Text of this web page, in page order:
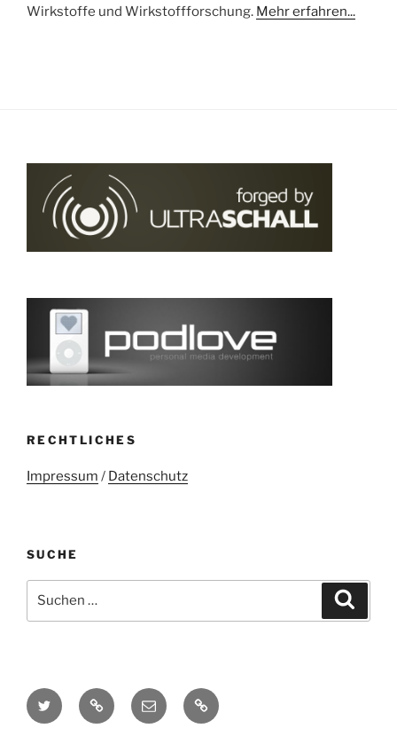
Wirkstoffe und Wirkstoffforschung. Mehr erfahren...
RECHTLICHES
Impressum / Datenschutz
SUCHE
nach:
Twitter Mastodon
E-
Mail
Kontakt